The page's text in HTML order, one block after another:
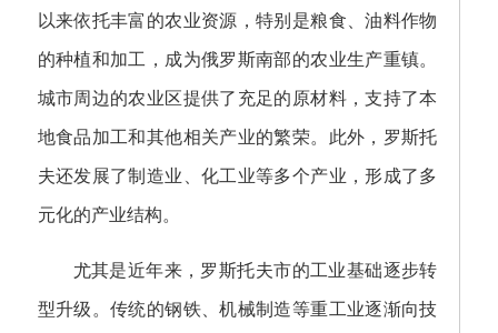
以来依托丰富的农业资源，特别是粮食、油料作物
的种植和加工，成为俄罗斯南部的农业生产重镇。
城市周边的农业区提供了充足的原材料，支持了本
地食品加工和其他相关产业的繁荣。此外，罗斯托
夫还发展了制造业、化工业等多个产业，形成了多
元化的产业结构。
尤其是近年来，罗斯托夫市的工业基础逐步转
型升级。传统的钢铁、机械制造等重工业逐渐向技